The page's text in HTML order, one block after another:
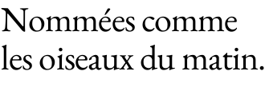
Nommées comme
les oiseaux du matin.